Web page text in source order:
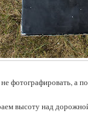
фотографировать, а
высоту над